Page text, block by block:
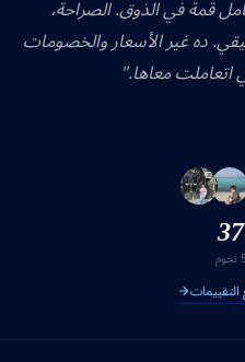
قمة في الذوق. الصراحة،
ده غير الأسعار والخصومات
اتعاملت معاها."